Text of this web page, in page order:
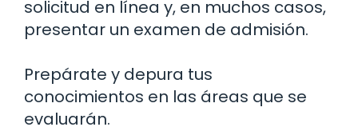
solicitud en línea y, en muchos casos,
presentar un examen de admisión.
Prepárate y depura tus
conocimientos en las áreas que se
evaluarán.